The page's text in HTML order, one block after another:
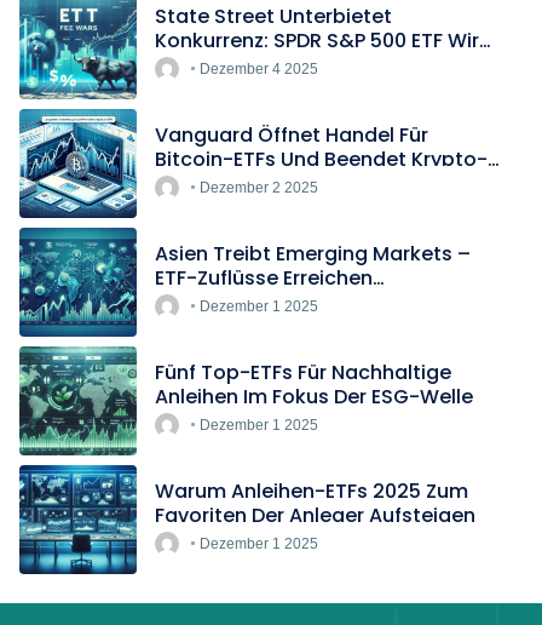
State Street Unterbietet
Konkurrenz: SPDR S&P 500 ETF Wird
Europas Günstigster Indextracker
Dezember 4 2025
Vanguard Öffnet Handel Für
Bitcoin-ETFs Und Beendet Krypto-
BlockadeDezember 2 2025
Asien Treibt Emerging Markets –
ETF-Zuflüsse Erreichen
Rekordtempo
Dezember 1 2025
Fünf Top-ETFs Für Nachhaltige
Anleihen Im Fokus Der ESG-Welle
Dezember 1 2025
Warum Anleihen-ETFs 2025 Zum
Favoriten Der Anleger Aufsteigen
Dezember 1 2025